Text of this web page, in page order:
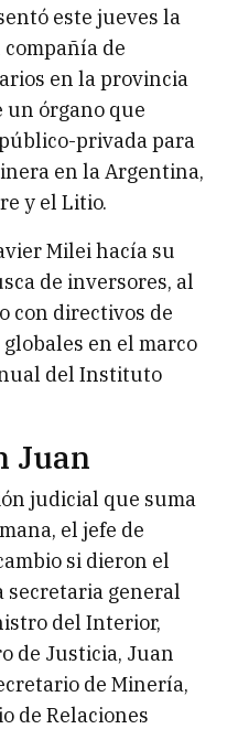
este jueves la
de
en la provincia
un órgano que
privada para
en la Argentina,
y el Litio.
Milei hacía su
de inversores, al
con directivos de
en el marco
del Instituto
Juan
judicial que suma
el jefe de
si dieron el
secretaria general
del Interior,
de Justicia, Juan
de Minería,
de Relaciones